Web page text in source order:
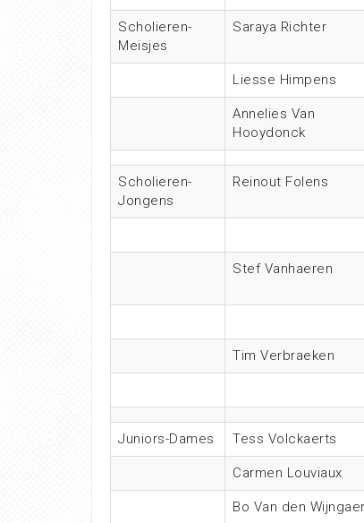
Scholieren-
Meisjes
Saraya Richter
Liesse Himpens
Annelies Van
Hooydonck
Scholieren-
Jongens
Reinout Folens
Stef Vanhaeren
Tim Verbraeken
Juniors-Dames Tess Volckaerts
Carmen Louviaux
Bo Van den